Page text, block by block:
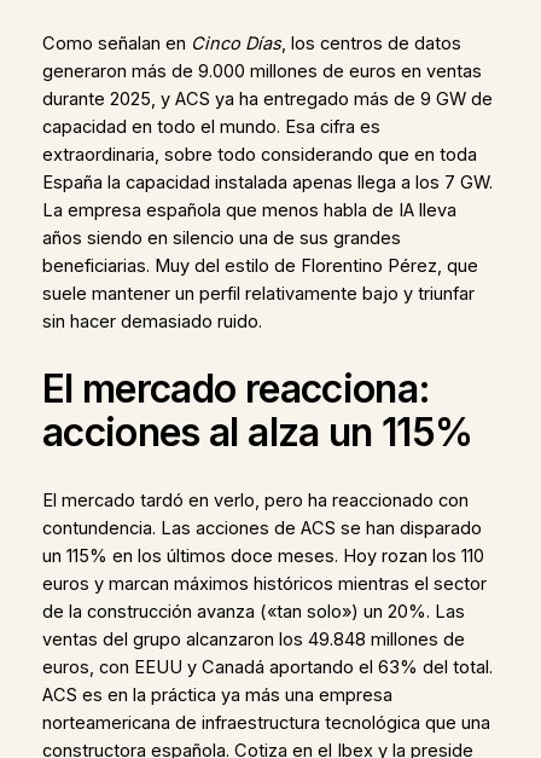
Como señalan en Cinco Días, los centros de datos
generaron más de 9.000 millones de euros en ventas
durante 2025, y ACS ya ha entregado más de 9 GW de
capacidad en todo el mundo. Esa cifra es
extraordinaria, sobre todo considerando que en toda
España la capacidad instalada apenas llega a los 7 GW.
La empresa española que menos habla de IA lleva
años siendo en silencio una de sus grandes
beneficiarias. Muy del estilo de Florentino Pérez, que
suele mantener un perfil relativamente bajo y triunfar
sin hacer demasiado ruido.
El mercado reacciona:
acciones al alza un 115%
El mercado tardó en verlo, pero ha reaccionado con
contundencia. Las acciones de ACS se han disparado
un 115% en los últimos doce meses. Hoy rozan los 110
euros y marcan máximos históricos mientras el sector
de la construcción avanza («tan solo») un 20%. Las
ventas del grupo alcanzaron los 49.848 millones de
euros, con EEUU y Canadá aportando el 63% del total.
ACS es en la práctica ya más una empresa
norteamericana de infraestructura tecnológica que una
constructora española. Cotiza en el Ibex y la preside